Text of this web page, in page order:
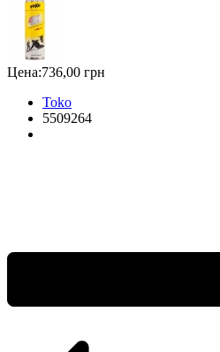
Цена:736,00 грн
Toko
5509264